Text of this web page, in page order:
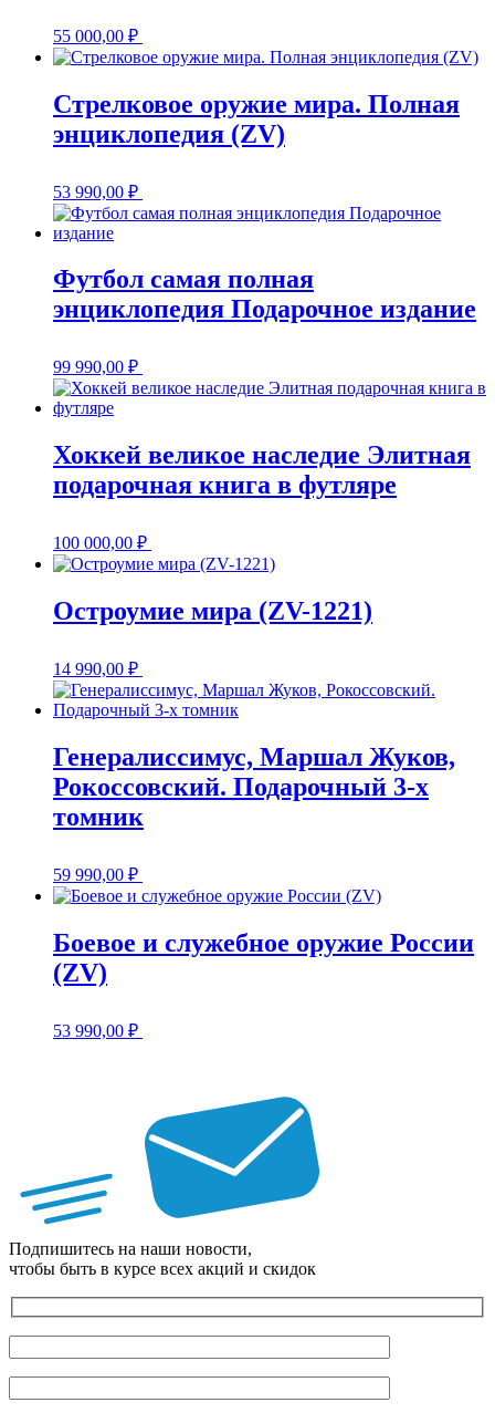
55 000,00 ₽
Стрелковое оружие мира. Полная
энциклопедия (ZV)
53 990,00 ₽
Футбол самая полная
энциклопедия Подарочное издание
99 990,00 ₽
Хоккей великое наследие Элитная
подарочная книга в футляре
100 000,00 ₽
Остроумие мира (ZV-1221)
14 990,00 ₽
Генералиссимус, Маршал Жуков,
Рокоссовский. Подарочный 3-х
томник
59 990,00 ₽
Боевое и служебное оружие России
(ZV)
53 990,00 ₽
Подпишитесь на наши новости,
чтобы быть в курсе всех акций и скидок